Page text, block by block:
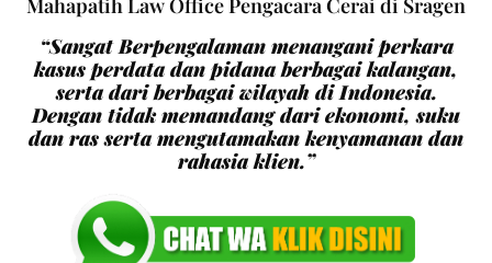
Mahapatih Law Office Pengacara Cerai di Sragen
“Sangat Berpengalaman menangani perkara
kasus perdata dan pidana berbagai kalangan,
serta dari berbagai wilayah di Indonesia.
Dengan tidak memandang dari ekonomi, suku
dan ras serta mengutamakan kenyamanan dan
rahasia klien.”